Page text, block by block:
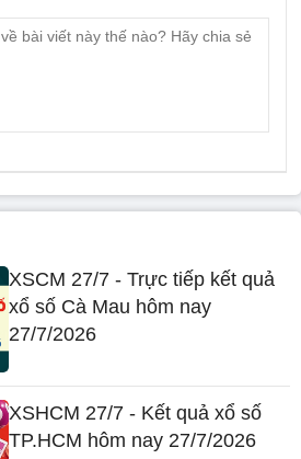
XSCM 27/7 - Trực tiếp kết quả
xổ số Cà Mau hôm nay
27/7/2026
XSHCM 27/7 - Kết quả xổ số
TP.HCM hôm nay 27/7/2026